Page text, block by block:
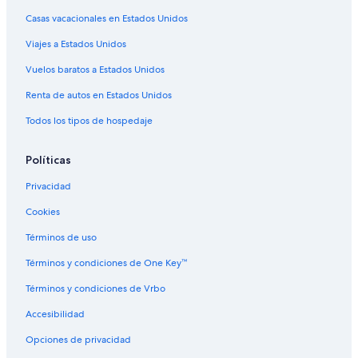
Hoteles en Edgewater
Hoteles en Westwood
Hoteles cerca de Lucky Strike Lanes
Hoteles 4 estrellas en Wheat Ridge
Resorts en Wheat Ridge
Hilton Hotels en Wheat Ridge
Hoteles baratos en Wheat Ridge
Hoteles de La Quinta Inn & Suites en Wheat Ridge
Hoteles en Wheat Ridge
Hoteles en South Alameda
Hoteles en Bear Valley
Cabañas en Denver
Hoteles baratos en Denver
Casas vacacionales en Estados Unidos
Viajes a Estados Unidos
Vuelos baratos a Estados Unidos
Renta de autos en Estados Unidos
Todos los tipos de hospedaje
Políticas
Privacidad
Cookies
Términos de uso
Términos y condiciones de One Key™
Términos y condiciones de Vrbo
Accesibilidad
Opciones de privacidad